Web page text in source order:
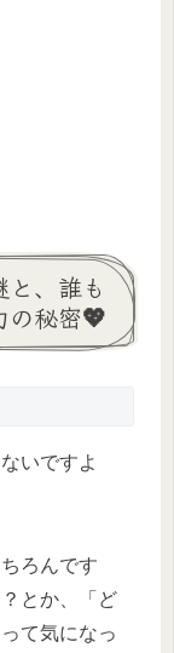
、誰も
の秘密💖
いですよ
ろんです
とか、「ど
て気になっ